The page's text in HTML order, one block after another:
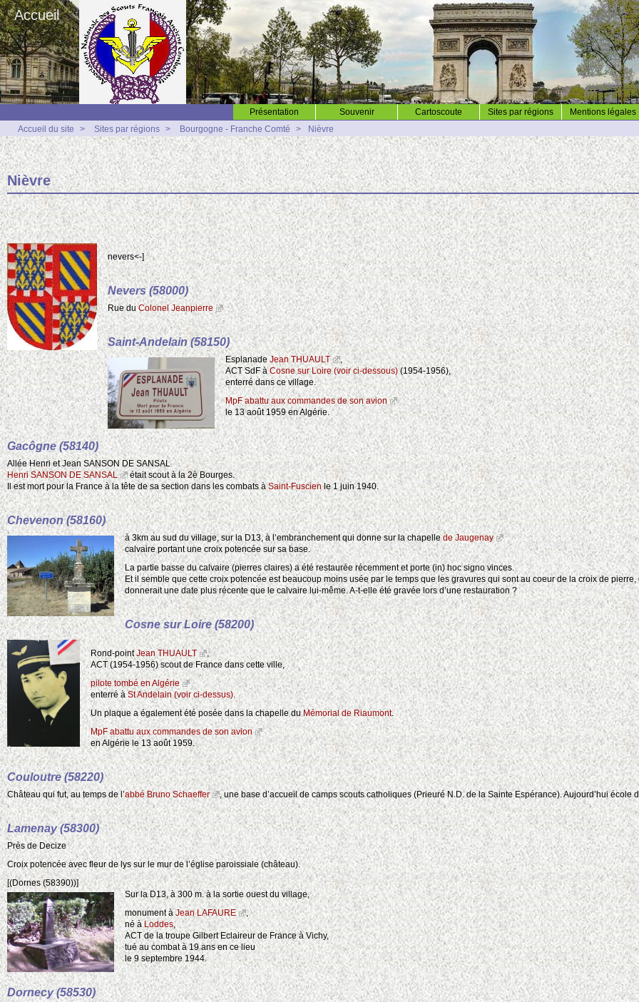
Accueil
Présentation Souvenir Cartoscoute Sites par régions
Mentions légales
Accueil du site
> Sites par régions > Bourgogne - Franche Comté > Nièvre
Nièvre
nevers<-]
Nevers (58000)
Rue duColonel Jeanpierre
Saint-Andelain (58150)
Esplanade Jean THUAULT
,
ACT SdF àCosne sur Loire (voir ci-dessous)(1954-1956),
enterré dans ce village.
MpF abattu aux commandes de son avion
le 13 août 1959 en Algérie.
Gacôgne (58140)
Allée Henri et Jean SANSON DE SANSAL
Henri SANSON DE SANSAL
était scout à la 2è Bourges.
Il est mort pour la France à la tête de sa section dans les combats àSaint-Fuscien le 1 juin 1940.
Chevenon (58160)
à 3km au sud du village, sur la D13, à l’embranchement qui donne sur la chapelle de Jaugenay
calvaire portant une croix potencée sur sa base.
La partie basse du calvaire (pierres claires) a été restaurée récemment et porte (in) hoc signo vinces.
Et il semble que cette croix potencée est beaucoup moins usée par le temps que les gravures qui sont au coeur de la croix de pierre,
donnerait une date plus récente que le calvaire lui-même. A-t-elle été gravée lors d’une restauration ?
Cosne sur Loire (58200)
Rond-pointJean THUAULT
,
ACT (1954-1956) scout de France dans cette ville,
pilote tombé en Algérie
enterré à St Andelain (voir ci-dessus).
Un plaque a également été posée dans la chapelle duMémorial de Riaumont.
MpF abattu aux commandes de son avion
en Algérie le 13 août 1959.
Couloutre (58220)
Château qui fut, au temps de l’abbé Bruno Schaeffer , une base d’accueil de camps scouts catholiques (Prieuré N.D. de la Sainte Espérance). Aujourd’hui école
Lamenay (58300)
Près de Decize
Croix potencée avec fleur de lys sur le mur de l’église paroissiale (château).
[(Dornes (58390))]
Sur la D13, à 300 m. à la sortie ouest du village,
monument àJean LAFAURE
,
né àLoddes,
ACT de la troupe Gilbert Eclaireur de France à Vichy,
tué au combat à 19 ans en ce lieu
le 9 septembre 1944.
Dornecy (58530)
4
4
2
2
3
10
2
2
2
2